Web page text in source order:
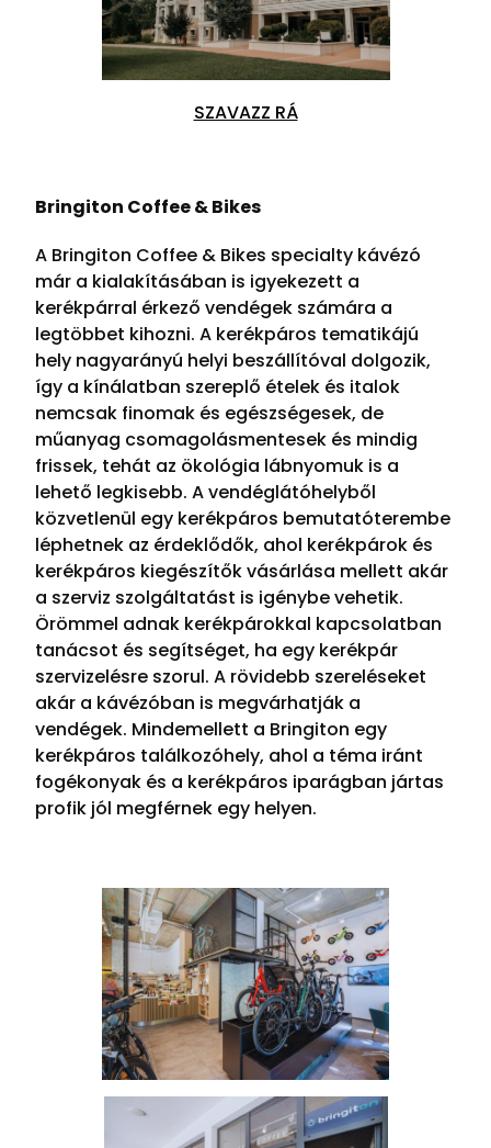
SZAVAZZ RÁ
Bringiton Coffee & Bikes
A Bringiton Coffee & Bikes specialty kávézó
már a kialakításában is igyekezett a
kerékpárral érkező vendégek számára a
legtöbbet kihozni. A kerékpáros tematikájú
hely nagyarányú helyi beszállítóval dolgozik,
így a kínálatban szereplő ételek és italok
nemcsak finomak és egészségesek, de
műanyag csomagolásmentesek és mindig
frissek, tehát az ökológia lábnyomuk is a
lehető legkisebb. A vendéglátóhelyből
közvetlenül egy kerékpáros bemutatóterembe
léphetnek az érdeklődők, ahol kerékpárok és
kerékpáros kiegészítők vásárlása mellett akár
a szerviz szolgáltatást is igénybe vehetik.
Örömmel adnak kerékpárokkal kapcsolatban
tanácsot és segítséget, ha egy kerékpár
szervizelésre szorul. A rövidebb szereléseket
akár a kávézóban is megvárhatják a
vendégek. Mindemellett a Bringiton egy
kerékpáros találkozóhely, ahol a téma iránt
fogékonyak és a kerékpáros iparágban jártas
profik jól megférnek egy helyen.